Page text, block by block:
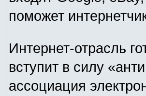
поможет
Интернет-отрасль
вступит в силу
ассоциация